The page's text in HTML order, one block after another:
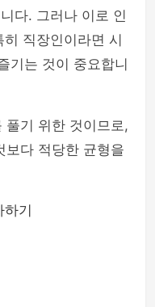
다. 그러나 이로 인
직장인이라면 시
기는 것이 중요합니
풀기 위한 것이므로,
보다 적당한 균형을
기